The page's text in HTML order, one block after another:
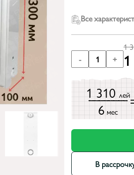
Все
- 1 +
1
1 310 лей
6 мес
В